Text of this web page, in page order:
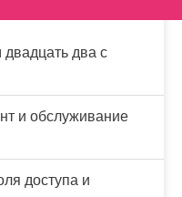
два с
и обслуживание
доступа и